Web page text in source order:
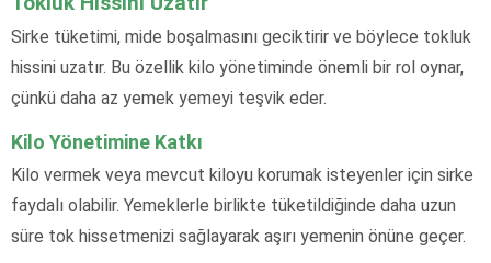
Sirke tüketimi, mide boşalmasını geciktirir ve böylece tokluk
hissini uzatır. Bu özellik kilo yönetiminde önemli bir rol oynar,
çünkü daha az yemek yemeyi teşvik eder.
Kilo Yönetimine Katkı
Kilo vermek veya mevcut kiloyu korumak isteyenler için sirke
faydalı olabilir. Yemeklerle birlikte tüketildiğinde daha uzun
süre tok hissetmenizi sağlayarak aşırı yemenin önüne geçer.